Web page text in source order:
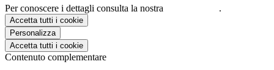
Per conoscere i dettagli consulta la nostra .
Accetta tutti i cookie
Personalizza
Accetta tutti i cookie
Contenuto complementare